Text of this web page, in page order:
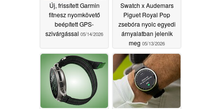
Új, frissített Garmin
fitnesz nyomkövető
beépített GPS-
szivárgással 05/14/2026
Swatch x Audemars
Piguet Royal Pop
zsebóra nyolc egyedi
árnyalatban jelenik
meg 05/13/2026